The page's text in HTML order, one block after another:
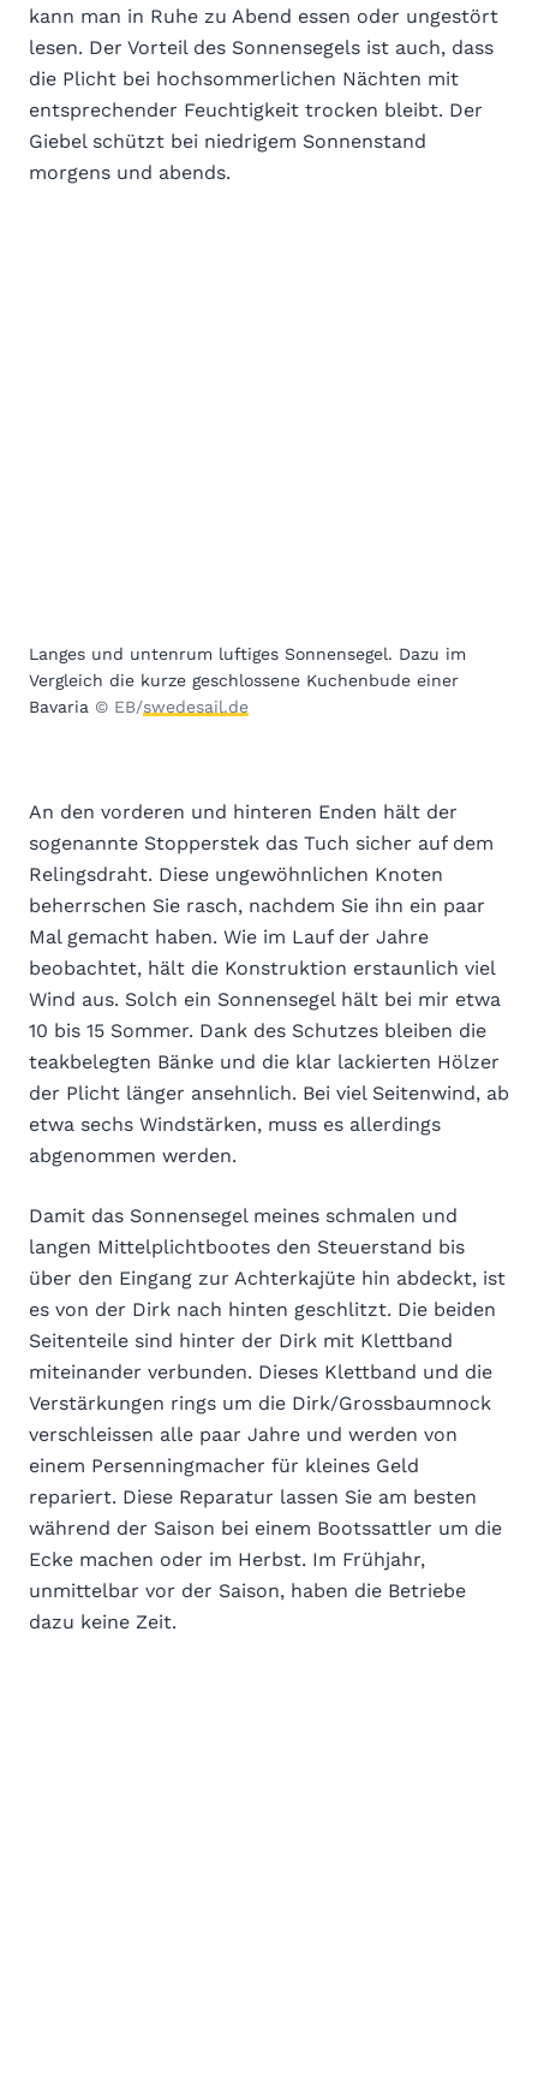
kann man in Ruhe zu Abend essen oder ungestört
lesen. Der Vorteil des Sonnensegels ist auch, dass
die Plicht bei hochsommerlichen Nächten mit
entsprechender Feuchtigkeit trocken bleibt. Der
Giebel schützt bei niedrigem Sonnenstand
morgens und abends.
Langes und untenrum luftiges Sonnensegel. Dazu im
Vergleich die kurze geschlossene Kuchenbude einer
Bavaria © EB/swedesail.de
An den vorderen und hinteren Enden hält der
sogenannte Stopperstek das Tuch sicher auf dem
Relingsdraht. Diese ungewöhnlichen Knoten
beherrschen Sie rasch, nachdem Sie ihn ein paar
Mal gemacht haben. Wie im Lauf der Jahre
beobachtet, hält die Konstruktion erstaunlich viel
Wind aus. Solch ein Sonnensegel hält bei mir etwa
10 bis 15 Sommer. Dank des Schutzes bleiben die
teakbelegten Bänke und die klar lackierten Hölzer
der Plicht länger ansehnlich. Bei viel Seitenwind, ab
etwa sechs Windstärken, muss es allerdings
abgenommen werden.
Damit das Sonnensegel meines schmalen und
langen Mittelplichtbootes den Steuerstand bis
über den Eingang zur Achterkajüte hin abdeckt, ist
es von der Dirk nach hinten geschlitzt. Die beiden
Seitenteile sind hinter der Dirk mit Klettband
miteinander verbunden. Dieses Klettband und die
Verstärkungen rings um die Dirk/Grossbaumnock
verschleissen alle paar Jahre und werden von
einem Persenningmacher für kleines Geld
repariert. Diese Reparatur lassen Sie am besten
während der Saison bei einem Bootssattler um die
Ecke machen oder im Herbst. Im Frühjahr,
unmittelbar vor der Saison, haben die Betriebe
dazu keine Zeit.